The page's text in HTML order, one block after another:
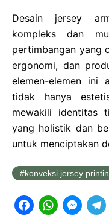
Desain jersey
kompleks dan
pertimbangan yang
ergonomi, dan
elemen-elemen ini
tidak hanya
mewakili identitas
yang holistik dan
untuk menciptakan
konveksi jersey
F W M T